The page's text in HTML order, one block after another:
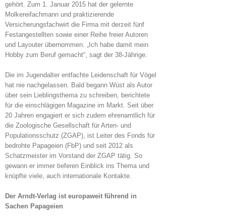
gehört. Zum 1. Januar 2015 hat der gelernte
Molkereifachmann und praktizierende
Versicherungsfachwirt die Firma mit derzeit fünf
Festangestellten sowie einer Reihe freier Autoren
und Layouter übernommen. „Ich habe damit mein
Hobby zum Beruf gemacht“, sagt der 38-Jährige.
Die im Jugendalter entfachte Leidenschaft für Vögel
hat nie nachgelassen. Bald begann Wüst als Autor
über sein Lieblingsthema zu schreiben, berichtete
für die einschlägigen Magazine im Markt. Seit über
20 Jahren engagiert er sich zudem ehrenamtlich für
die Zoologische Gesellschaft für Arten- und
Populationsschutz (ZGAP), ist Leiter des Fonds für
bedrohte Papageien (FbP) und seit 2012 als
Schatzmeister im Vorstand der ZGAP tätig. So
gewann er immer tieferen Einblick ins Thema und
knüpfte viele, auch internationale Kontakte.
Der Arndt-Verlag ist europaweit führend in
Sachen Papageien